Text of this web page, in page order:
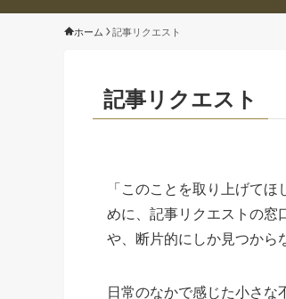
ホーム 記事リクエスト
記事リクエスト
「このことを取り上げて
めに、記事リクエストの窓
や、断片的にしか見つから
日常のなかで感じた小さ